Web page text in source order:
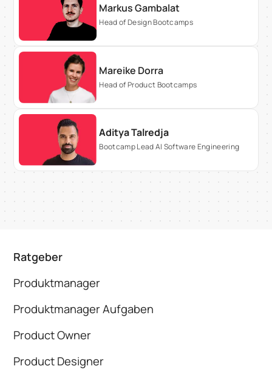
Markus Gambalat
Head of Design Bootcamps
Mareike Dorra
Head of Product Bootcamps
Aditya Talredja
Bootcamp Lead AI Software Engineering
Ratgeber
Produktmanager
Produktmanager Aufgaben
Product Owner
Product Designer